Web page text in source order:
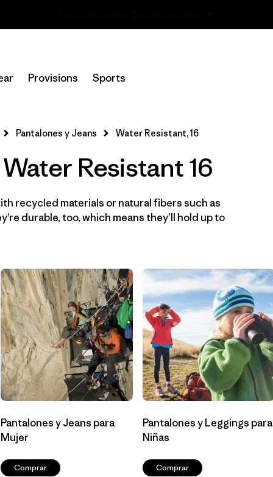
Provisions Sports
Selecciona una tienda
Filtrar por
Price
Filtrar por
Size 1
Filtrar por
Fit
Filtrar por
Features & Processes 1
Filtrar por
Materials & Fabric
Filtrar por
Sport
Filtrar por
Product Family
Filtrar por
Gender
Pantalones y Jeans Water Resistant, 16
Resistant 16
recycled materials or natural fibers such as
durable, too, which means they’ll hold up to
Pantalones y Jeans para
Mujer
Comprar
Pantalones y Leggings para
Niñas
Comprar